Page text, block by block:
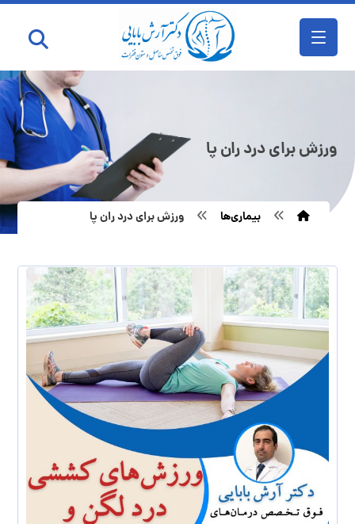
ورزش برای درد ران پا
بیماری‌ها ورزش برای درد ران پا